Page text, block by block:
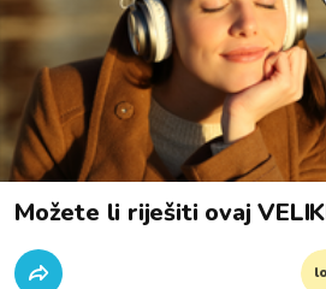
Možete li riješiti ovaj